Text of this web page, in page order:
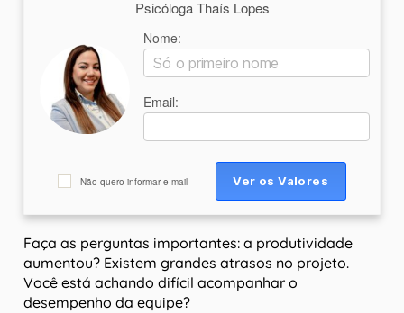
Psicóloga Thaís Lopes
Nome:
Email:
Não quero informar e-mail
Faça as perguntas importantes: a produtividade
aumentou? Existem grandes atrasos no projeto.
Você está achando difícil acompanhar o
desempenho da equipe?